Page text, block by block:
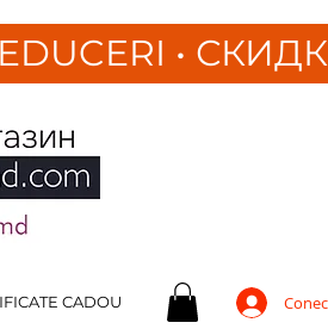
•
CADOU